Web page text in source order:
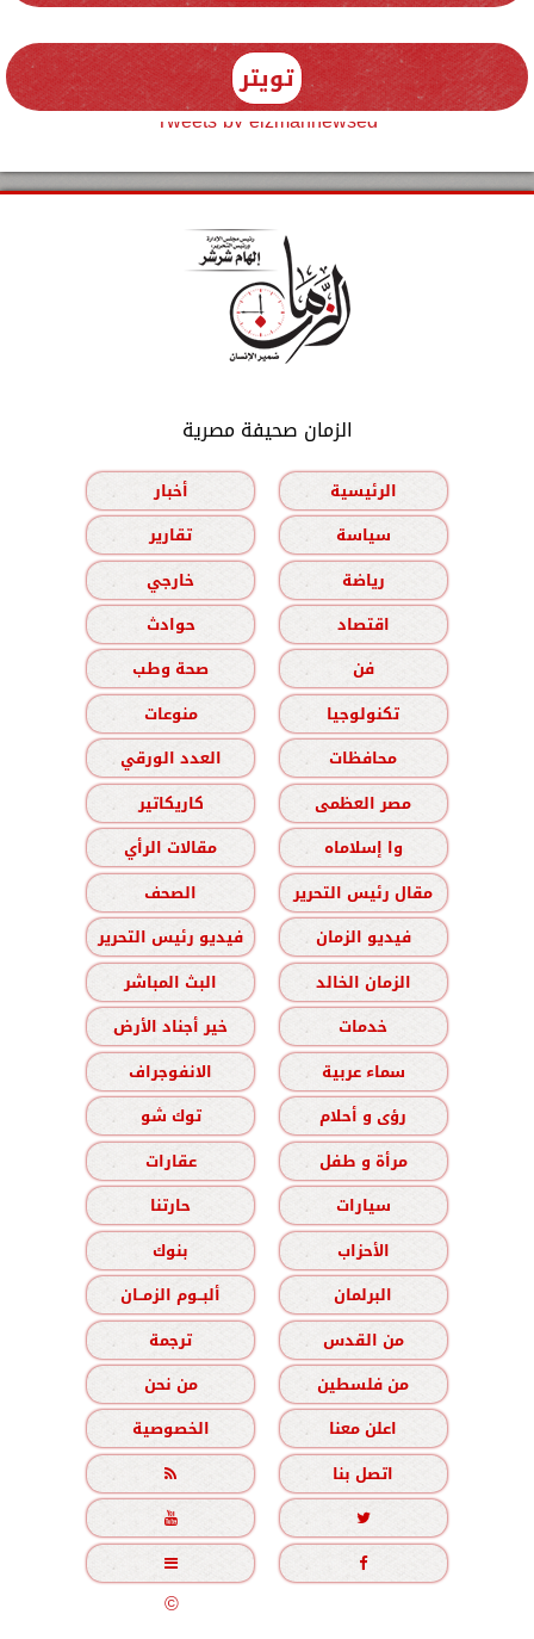
تويتر
Tweets by elzmannewseg
الزمان صحيفة مصرية
الرئيسية
أخبار
سياسة
تقارير
رياضة
خارجي
اقتصاد
حوادث
فن
صحة وطب
تكنولوجيا
منوعات
محافظات
العدد الورقي
مصر العظمى
كاريكاتير
وا إسلاماه
مقالات الرأي
مقال رئيس التحرير
الصحف
فيديو الزمان
فيديو رئيس التحرير
الزمان الخالد
البث المباشر
خدمات
خير أجناد الأرض
سماء عربية
الانفوجراف
رؤى و أحلام
توك شو
مرأة و طفل
عقارات
سيارات
حارتنا
الأحزاب
بنوك
البرلمان
ألبــوم الزمــان
من القدس
ترجمة
من فلسطين
من نحن
اعلن معنا
الخصوصية
اتصل بنا





جميع الحقوق محفوظة©